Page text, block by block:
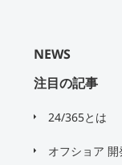
NEWS
注目の記事
24/365とは
オフショア 開